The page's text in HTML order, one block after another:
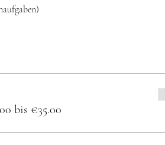
bis €35.00